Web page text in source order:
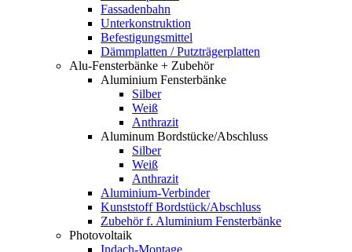
Fassadenbahn
Unterkonstruktion
Befestigungsmittel
Dämmplatten / Putzträgerplatten
Alu-Fensterbänke + Zubehör
Aluminium Fensterbänke
Silber
Weiß
Anthrazit
Aluminum Bordstücke/Abschluss
Silber
Weiß
Anthrazit
Aluminium-Verbinder
Kunststoff Bordstück/Abschluss
Zubehör f. Aluminium Fensterbänke
Photovoltaik